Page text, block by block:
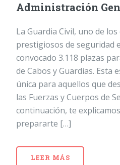
Administración
La Guardia Civil, uno de
prestigiosos de seguridad
convocado 3.118 plazas
de Cabos y Guardias. Esta
única para aquellos que
las Fuerzas y Cuerpos de
continuación, te
prepararte […]
LEER MÁS